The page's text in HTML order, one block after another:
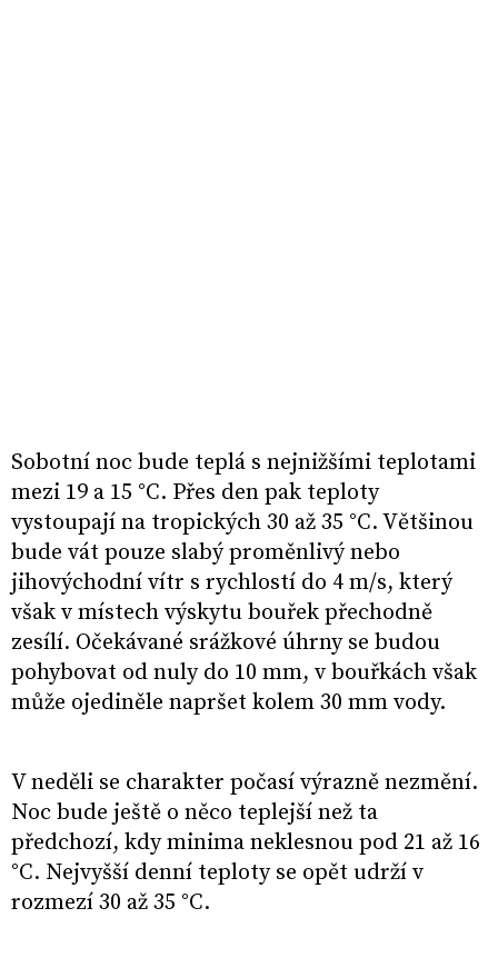
Sobotní noc bude teplá s nejnižšími teplotami
mezi 19 a 15 °C. Přes den pak teploty
vystoupají na tropických 30 až 35 °C. Většinou
bude vát pouze slabý proměnlivý nebo
jihovýchodní vítr s rychlostí do 4 m/s, který
však v místech výskytu bouřek přechodně
zesílí. Očekávané srážkové úhrny se budou
pohybovat od nuly do 10 mm, v bouřkách však
může ojediněle napršet kolem 30 mm vody.
V neděli se charakter počasí výrazně nezmění.
Noc bude ještě o něco teplejší než ta
předchozí, kdy minima neklesnou pod 21 až 16
°C. Nejvyšší denní teploty se opět udrží v
rozmezí 30 až 35 °C.